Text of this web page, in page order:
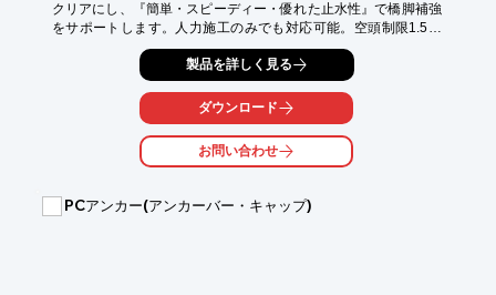
クリアにし、『簡単・スピーディー・優れた止水性』で橋脚補強
をサポートします。人力施工のみでも対応可能。空頭制限1.5ｍ
以下の環境でも施工ができる画期的なNETIS登録工法です！ まず
はお気軽にお問い合わせください！
※「仮締切LPF工法」の施工実績が掲載された事例集をイプロス
ユーザー限定で今なら無料進呈します！
■ライナープレート(水密仕様)・止水用ゴムパッキン・H鋼(補強リ
■人力施工のみでも施工可能！
製品を詳しく見る
ダウンロード
お問い合わせ
PCアンカー(アンカーバー・キャップ)